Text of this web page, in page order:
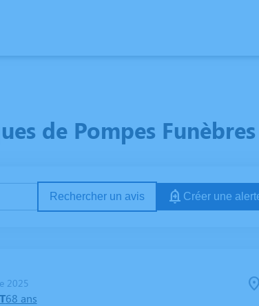
de Pompes
Rechercher un avis Créer une
2025
68 ans